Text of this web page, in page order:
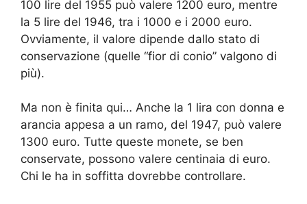
100 lire del 1955 può valere 1200 euro, mentre
la 5 lire del 1946, tra i 1000 e i 2000 euro.
Ovviamente, il valore dipende dallo stato di
conservazione (quelle “fior di conio” valgono di
più).
Ma non è finita qui… Anche la 1 lira con donna e
arancia appesa a un ramo, del 1947, può valere
1300 euro. Tutte queste monete, se ben
conservate, possono valere centinaia di euro.
Chi le ha in soffitta dovrebbe controllare.